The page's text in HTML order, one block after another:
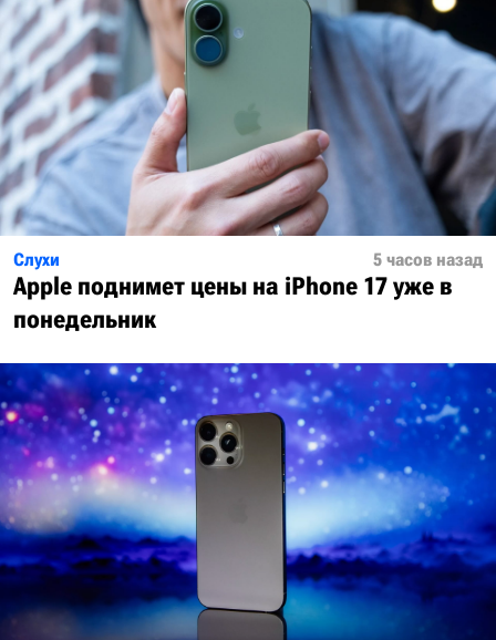
Слухи 5 часов назад
Apple поднимет цены на iPhone 17 уже в
понедельник